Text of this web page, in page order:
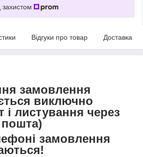
Відгуки про товар Доставка
замовлення
виключно
і листування через
замовлення